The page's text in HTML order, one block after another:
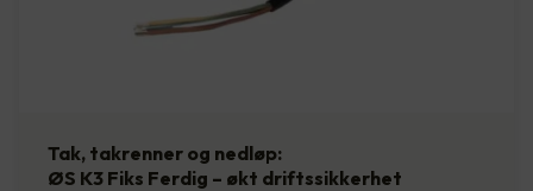
Tak, takrenner og nedløp:
ØS K3 Fiks Ferdig – økt driftssikkerhet